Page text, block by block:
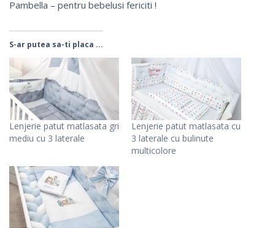
Pambella – pentru bebelusi fericiti !
S-ar putea sa-ti placa ...
Lenjerie patut matlasata gri
mediu cu 3 laterale
Lenjerie patut matlasata cu
3 laterale cu bulinute
multicolore